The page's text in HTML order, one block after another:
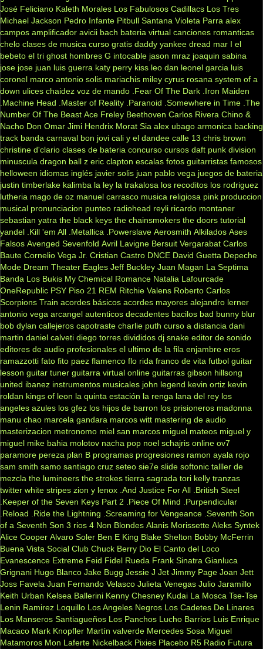
José Feliciano Kaleth Morales Los Fabulosos Cadillacs Los Tres
Michael Jackson Pedro Infante Pitbull Santana Violeta Parra alex
campos amplificador avicii bach bateria virtual canciones romanticas
chelo clases de musica curso gratis daddy yankee dread mar I el
bebeto el tri ghost hombres G intocable jason mraz joaquin sabina
jose jose juan luis guerra katy perry kiss leo dan leonel garcia luis
coronel marco antonio solis mariachis miley cyrus rosana system of a
down ulices chaidez voz de mando .Fear Of The Dark .Iron Maiden
.Machine Head
.Master of Reality .Paranoid .Somewhere in Time .The
Number Of The Beast Ace Freley Beethoven Carlos Rivera Chino &
Nacho Don Omar Jimi Hendrix Morat Sia alex ubago armonica backing
track banda carnaval bon jovi cali y el dandee calle 13 chris brown
christine d'clario clases de bateria concurso cursos daft punk division
minuscula dragon ball z eric clapton escalas fotos guitarristas famosos
helloween idiomas inglés javier solis juan pablo vega juegos de bateria
justin timberlake kalimba la ley la trakalosa los recoditos los rodriguez
lutheria mago de oz manuel carrasco musica religiosa pink produccion
musical pronunciacion punteo radiohead reyli ricardo montaner
sebastian yatra the black keys the chainsmokers the doors tutorial
yandel .Kill 'em All .Metallica .Powerslave Aerosmith Alkilados Ases
Falsos Avenged Sevenfold Avril Lavigne Bersuit Vergarabat Carlos
Baute Cornelio Vega Jr. Cristian Castro DNCE David Guetta Depeche
Mode Dream Theater Eagles Jeff Buckley Juan Magan La Septima
Banda Los Bukis My Chemical Romance Natalia Lafourcade
OneRepublic PSY Piso 21 REM Ritchie Valens Roberto Carlos
Scorpions Train acordes básicos acordes mayores alejandro lerner
antonio vega arcangel autenticos decadentes bacilos bad bunny blur
bob dylan callejeros capotraste charlie puth curso a distancia dani
martin daniel calveti diego torres divididos dj snake editor de sonido
editores de audio profesionales el ultimo de la fila enjambre eros
ramazzotti fato fito paez flamenco flo rida franco de vita futbol guitar
lesson guitar tuner guitarra virtual online guitarras gibson hillsong
united ibanez instrumentos musicales john legend kevin ortiz kevin
roldan kings of leon la quinta estación la renga lana del rey los
angeles azules los gfez los hijos de barron los prisioneros madonna
manu chao marcela gandara marcos witt mastering de audio
masterizacion metronomo miel san marcos miguel mateos miguel y
miguel mike bahia molotov nacha pop noel schajris online ov7
paramore pereza plan B programas progresiones ramon ayala rojo
sam smith samo santiago cruz seteo sie7e slide softonic talller de
mezcla the lumineers the strokes tierra sagrada tori kelly tranzas
twitter white stripes zion y lenox .And Justice For All .British Steel
.Keeper of the Seven Keys Part 2
.Piece Of Mind
.Purpendicular
.Reload
.Ride the Lightning .Screaming for Vengeance .Seventh Son
of a Seventh Son 3 rios 4 Non Blondes Alanis Morissette Aleks Syntek
Alice Cooper Alvaro Soler Ben E King Blake Shelton Bobby McFerrin
Buena Vista Social Club Chuck Berry Dio El Canto del Loco
Evanescence Extreme Feid Fidel Rueda Frank Sinatra Gianluca
Grignani Hugo Blanco Jake Bugg Jessie J Jet Jimmy Page Joan Jett
Joss Favela Juan Fernando Velasco Julieta Venegas Julio Jaramillo
Keith Urban Kelsea Ballerini Kenny Chesney Kudai La Mosca Tse-Tse
Lenin Ramirez Loquillo Los Angeles Negros Los Cadetes De Linares
Los Manseros Santiagueños Los Panchos Lucho Barrios Luis Enrique
Macaco Mark Knopfler Martín valverde Mercedes Sosa Miguel
Matamoros Mon Laferte Nickelback Pixies Placebo R5 Radio Futura